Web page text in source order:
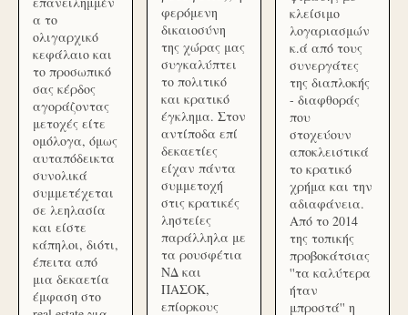
α το
ολιγαρχικό
κεφάλαιο και
το προσωπικό
σας κέρδος
αγοράζοντας
μετοχές είτε
ομόλογα, όμως
αυταπόδεικτα
συνολικά
συμμετέχεται
σε λεηλασία
και είστε
κάπηλοι, διότι,
έπειτα από
μια δεκαετία
έμφαση στο
φερόμενη
δικαιοσύνη
της χώρας μας
συγκαλύπτει
το πολιτικό
και κρατικό
έγκλημα. Στον
αντίποδα επί
δεκαετίες
είχαν πάντα
συμμετοχή
στις κρατικές
ληστείες
παράλληλα με
τα ρουσφέτια
ΝΔ και
ΠΑΣΟΚ,
επίορκους
κλείσιμο
λογαριασμών
κ.ά από τους
συνεργάτες
της διαπλοκής
- διαφθοράς
που
στοχεύουν
αποκλειστικά
το κρατικό
χρήμα και την
αδιαφάνεια.
Από το 2014
της τοπικής
προβοκάτσιας
''τα καλύτερα
ήταν
μπροστά'' η